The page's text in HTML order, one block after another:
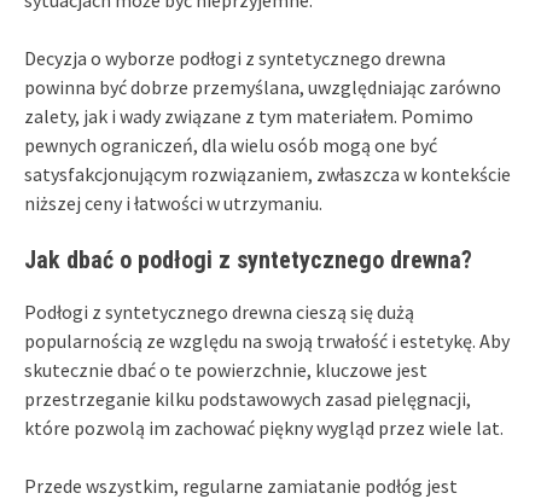
Decyzja o wyborze podłogi z syntetycznego drewna
powinna być dobrze przemyślana, uwzględniając zarówno
zalety, jak i wady związane z tym materiałem. Pomimo
pewnych ograniczeń, dla wielu osób mogą one być
satysfakcjonującym rozwiązaniem, zwłaszcza w kontekście
niższej ceny i łatwości w utrzymaniu.
Jak dbać o podłogi z syntetycznego drewna?
Podłogi z syntetycznego drewna cieszą się dużą
popularnością ze względu na swoją trwałość i estetykę. Aby
skutecznie dbać o te powierzchnie, kluczowe jest
przestrzeganie kilku podstawowych zasad pielęgnacji,
które pozwolą im zachować piękny wygląd przez wiele lat.
Przede wszystkim, regularne zamiatanie podłóg jest